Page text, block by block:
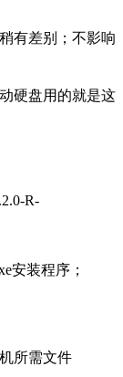
有差别；不影响
硬盘用的就是这
R-
安装程序；
所需文件